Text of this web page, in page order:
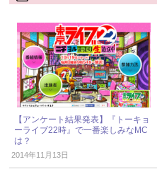
【アンケート結果発表】『トーキョ
ーライブ22時』で一番楽しみなMC
は？
2014年11月13日